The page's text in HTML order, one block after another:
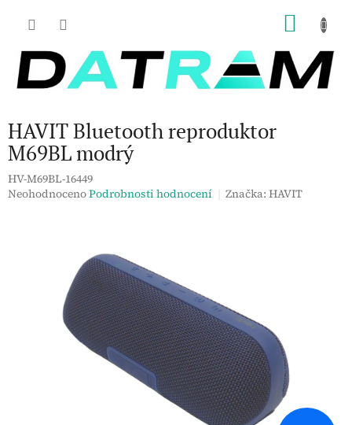
HAVIT Bluetooth reproduktor
M69BL modrý
HV-M69BL-16449
Průměrné
NeohodnocenoPodrobnosti hodnocení Značka:HAVIT